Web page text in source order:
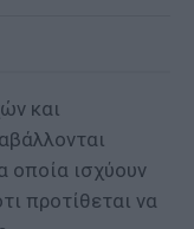
και
οποία ισχύουν
προτίθεται να